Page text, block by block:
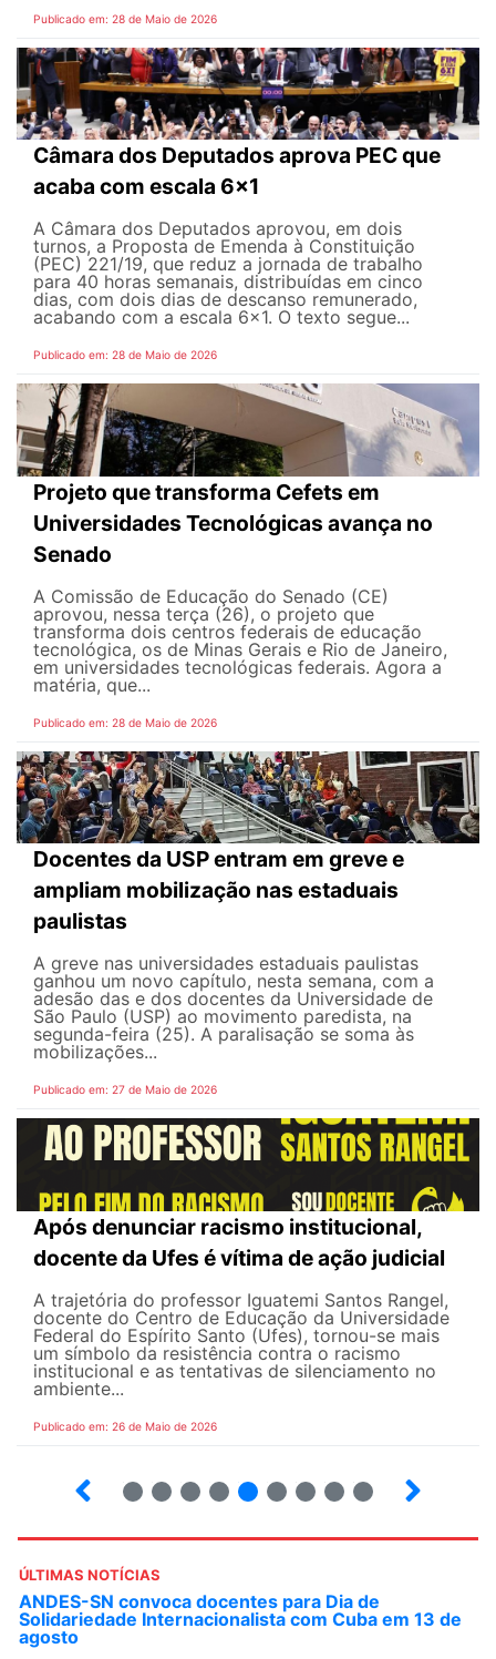
Publicado em: 28 de Maio de 2026
Câmara dos Deputados aprova PEC que
acaba com escala 6x1
A Câmara dos Deputados aprovou, em dois
turnos, a Proposta de Emenda à Constituição
(PEC) 221/19, que reduz a jornada de trabalho
para 40 horas semanais, distribuídas em cinco
dias, com dois dias de descanso remunerado,
acabando com a escala 6x1. O texto segue...
Publicado em: 28 de Maio de 2026
Projeto que transforma Cefets em
Universidades Tecnológicas avança no
Senado
A Comissão de Educação do Senado (CE)
aprovou, nessa terça (26), o projeto que
transforma dois centros federais de educação
tecnológica, os de Minas Gerais e Rio de Janeiro,
em universidades tecnológicas federais. Agora a
matéria, que...
Publicado em: 28 de Maio de 2026
Docentes da USP entram em greve e
ampliam mobilização nas estaduais
paulistas
A greve nas universidades estaduais paulistas
ganhou um novo capítulo, nesta semana, com a
adesão das e dos docentes da Universidade de
São Paulo (USP) ao movimento paredista, na
segunda-feira (25). A paralisação se soma às
mobilizações...
Publicado em: 27 de Maio de 2026
Após denunciar racismo institucional,
docente da Ufes é vítima de ação judicial
A trajetória do professor Iguatemi Santos Rangel,
docente do Centro de Educação da Universidade
Federal do Espírito Santo (Ufes), tornou-se mais
um símbolo da resistência contra o racismo
institucional e as tentativas de silenciamento no
ambiente...
Publicado em: 26 de Maio de 2026
ÚLTIMAS NOTÍCIAS
ANDES-SN convoca docentes para Dia de
Solidariedade Internacionalista com Cuba em 13 de
agosto